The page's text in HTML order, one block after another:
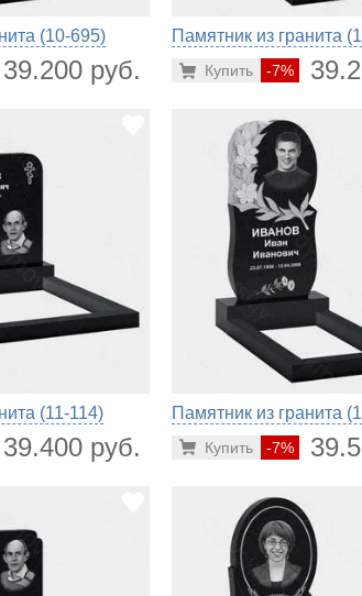
(10-695)
39.200 руб.
Памятник из гранита
-7%
Купить
(11-114)
39.400 руб.
Памятник из гранита
-7%
Купить